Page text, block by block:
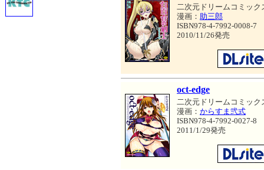
二次元ドリームコミック
漫画： 助三郎
ISBN978-4-7992-0008-7
2010/11/26発売
oct-edge
二次元ドリームコミック
漫画： からすま弐式
ISBN978-4-7992-0027-8
2011/1/29発売